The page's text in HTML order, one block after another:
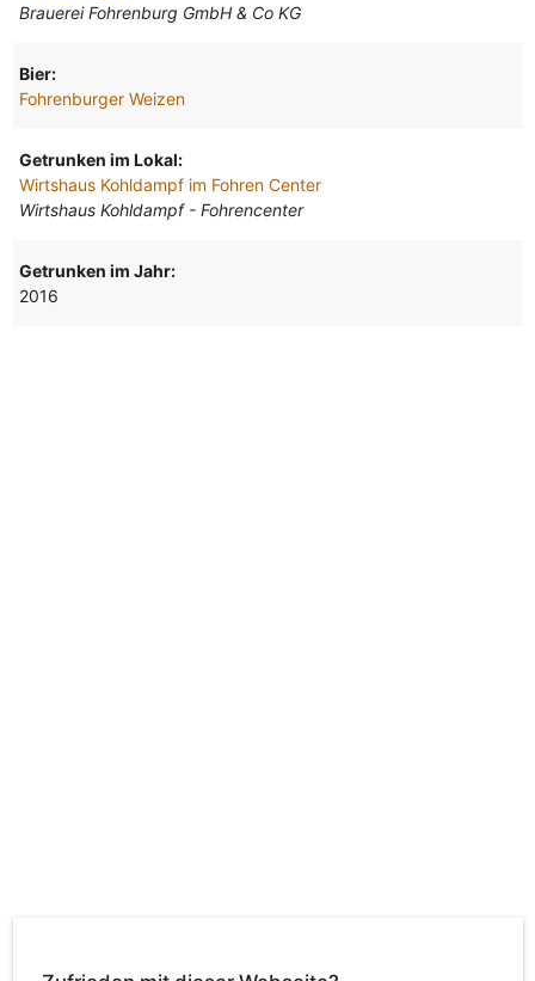
Brauerei Fohrenburg GmbH & Co KG
Bier:
Fohrenburger Weizen
Getrunken im Lokal:
Wirtshaus Kohldampf im Fohren Center
Wirtshaus Kohldampf - Fohrencenter
Getrunken im Jahr:
2016